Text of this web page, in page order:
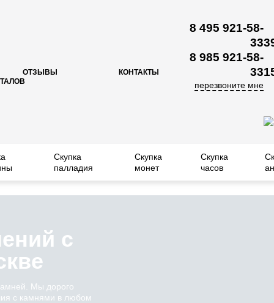
ОТЗЫВЫ
КОНТАКТЫ
8 495 921-58-
33
8 985 921-58-
33
перезвоните мне
Скупка
палладия
Скупка
монет
Скупка
часов
с
Мы дорого
с камнями в любом